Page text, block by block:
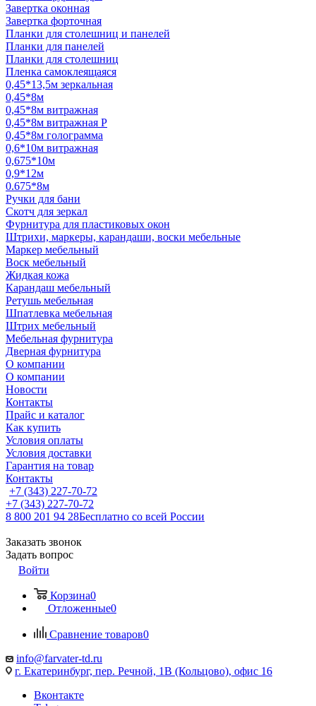
Завертка оконная
Завертка форточная
Планки для столешниц и панелей
Планки для панелей
Планки для столешниц
Пленка самоклеящаяся
0,45*13,5м зеркальная
0,45*8м
0,45*8м витражная
0,45*8м витражная Р
0,45*8м голограмма
0,6*10м витражная
0,675*10м
0,9*12м
0.675*8м
Ручки для бани
Скотч для зеркал
Фурнитура для пластиковых окон
Штрихи, маркеры, карандаши, воски мебельные
Маркер мебельный
Воск мебельный
Жидкая кожа
Карандаш мебельный
Ретушь мебельная
Шпатлевка мебельная
Штрих мебельный
Мебельная фурнитура
Дверная фурнитура
О компании
О компании
Новости
Контакты
Прайс и каталог
Как купить
Условия оплаты
Условия доставки
Гарантия на товар
Контакты
+7 (343) 227-70-72
+7 (343) 227-70-72
8 800 201 94 28Бесплатно со всей России
Заказать звонок
Задать вопрос
Войти
Корзина0
Отложенные0
Сравнение товаров0
info@farvater-td.ru
г. Екатеринбург, пер. Речной, 1В (Кольцово), офис 16
Вконтакте